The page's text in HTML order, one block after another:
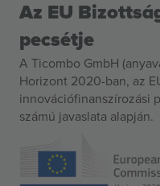
Az EU
pecsétje
A Ticombo GmbH
Horizont 2020-ban, az
innovációfinanszírozási
számú javaslata alapján.